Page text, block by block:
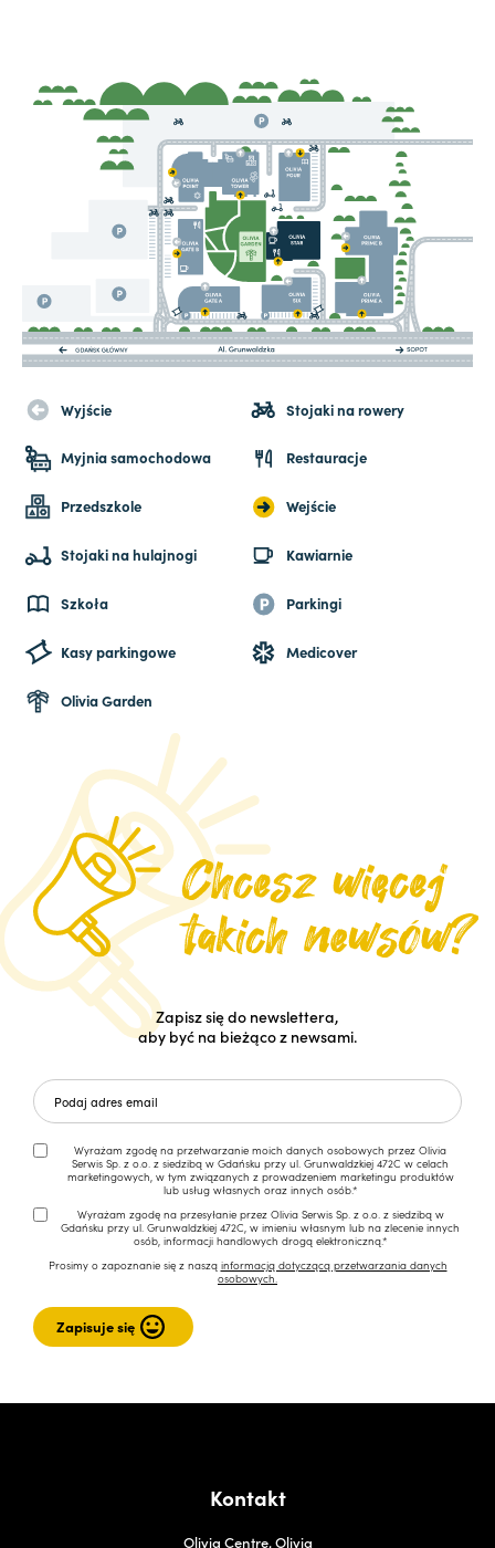
Wyjście Stojaki na rowery
Myjnia samochodowa Restauracje
Przedszkole Wejście
Stojaki na hulajnogi Kawiarnie
Szkoła Parkingi
Kasy parkingowe Medicover
Olivia Garden
Zapisz się do newslettera,
aby być na bieżąco z newsami.
Wyrażam zgodę na przetwarzanie moich danych osobowych przez Olivia
Serwis Sp. z o.o. z siedzibą w Gdańsku przy ul. Grunwaldzkiej 472C w celach
marketingowych, w tym związanych z prowadzeniem marketingu produktów
lub usług własnych oraz innych osób.*
Wyrażam zgodę na przesyłanie przez Olivia Serwis Sp. z o.o. z siedzibą w
Gdańsku przy ul. Grunwaldzkiej 472C, w imieniu własnym lub na zlecenie innych
osób, informacji handlowych drogą elektroniczną.*
Prosimy o zapoznanie się z naszą informacją dotyczącą przetwarzania danych
osobowych.
Kontakt
Olivia Centre, Olivia